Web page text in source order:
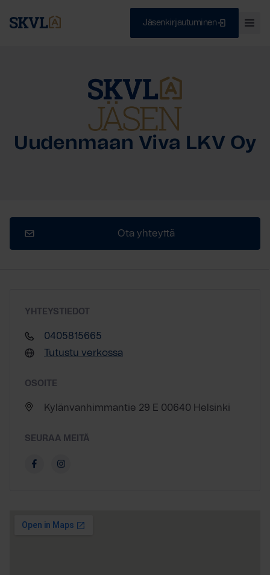
Jäsenkirjautuminen
Uudenmaan Viva LKV Oy
Ota yhteyttä
YHTEYSTIEDOT
0405815665
Tutustu verkossa
OSOITE
Kylänvanhimmantie 29 E 00640 Helsinki
SEURAA MEITÄ